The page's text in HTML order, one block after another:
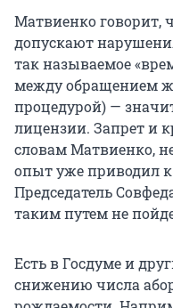
Матвиенко говорит,
допускают
так называемое
между обращением
процедурой) —
лицензии. Запрет и
словам Матвиенко,
опыт уже приводил
Председатель
таким путем не
Есть в Госдуме и
снижению числа